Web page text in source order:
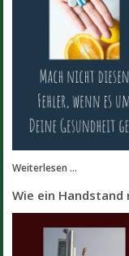
Weiterlesen ...
Wie ein